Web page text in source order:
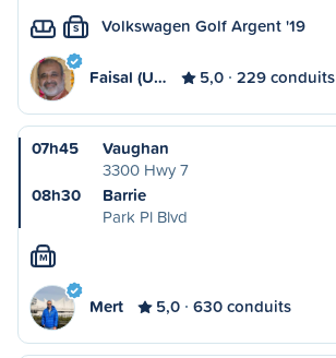
S Volkswagen Golf Argent '19
Faisal (U… 5,0 229 conduits
07h45
Vaughan
3300 Hwy 7
08h30
Barrie
Park Pl Blvd
M
Mert 5,0 630 conduits